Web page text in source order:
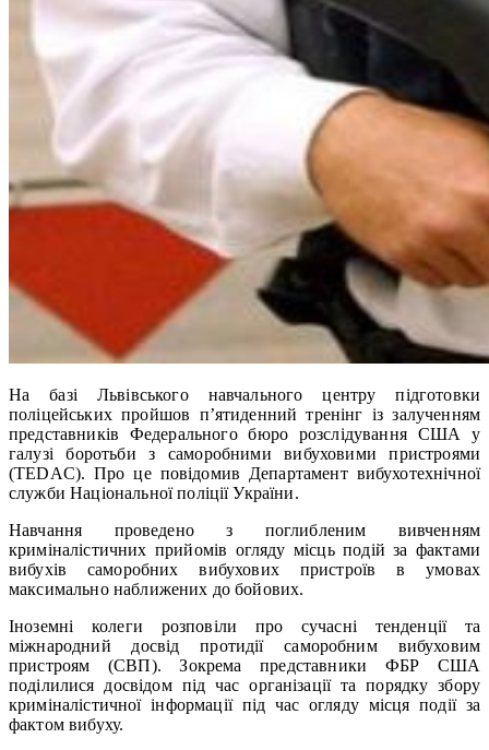
На базі Львівського навчального центру підготовки
поліцейських пройшов п’ятиденний тренінг із залученням
представників Федерального бюро розслідування США у
галузі боротьби з саморобними вибуховими пристроями
(TEDAC). Про це повідомив Департамент вибухотехнічної
служби Національної поліції України.
Навчання проведено з поглибленим вивченням
криміналістичних прийомів огляду місць подій за фактами
вибухів саморобних вибухових пристроїв в умовах
максимально наближених до бойових.
Іноземні колеги розповіли про сучасні тенденції та
міжнародний досвід протидії саморобним вибуховим
пристроям (СВП). Зокрема представники ФБР США
поділилися досвідом під час організації та порядку збору
криміналістичної інформації під час огляду місця події за
фактом вибуху.